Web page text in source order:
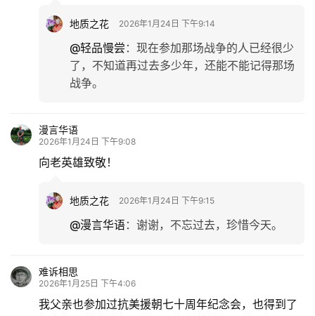
地质之花 2026年1月24日 下午9:14
@轻品慢尝 ： 现在参加那场战争的人已经很少
了，不知道再过去多少年，还能不能记得那场
战争。
漫言华语
2026年1月24日 下午9:08
向老英雄致敬！
地质之花 2026年1月24日 下午9:15
@漫言华语： 谢谢，不忘过去，珍惜今天。
难诉相思
2026年1月25日 下午4:06
我父亲也参加过抗美援朝七十周年纪念会，也得到了